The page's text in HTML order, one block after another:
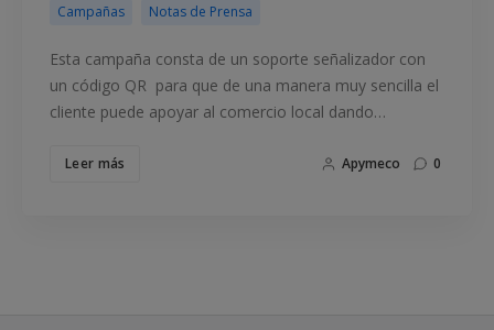
Campañas Notas de Prensa
Esta campaña consta de un soporte señalizador con
un código QR para que de una manera muy sencilla el
cliente puede apoyar al comercio local dando…
Leer más Apymeco 0